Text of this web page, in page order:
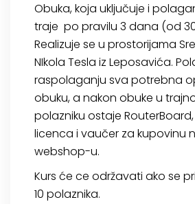
Obuka, koja uključuje i
traje po pravilu 3 dana (od
Realizuje se u prostorijama
NIkola Tesla iz Leposavića.
raspolaganju sva potrebna
obuku, a nakon obuke u
polazniku ostaje RouterBoard,
licenca i vaučer za kupovinu
webshop-u.
Kurs će ce održavati ako se
10 polaznika.